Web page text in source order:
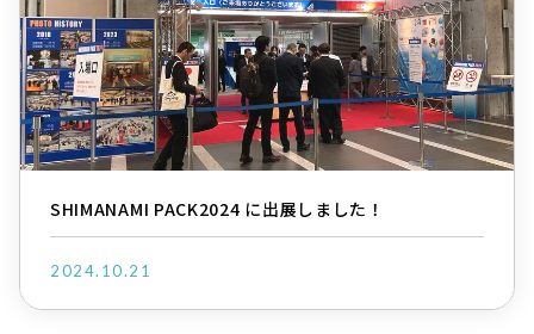
SHIMANAMI PACK2024 に出展しました！
2024.10.21